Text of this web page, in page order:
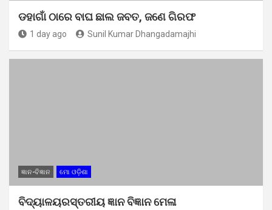
ଡହାଗାଁ ଠାରେ ବାଘ ଛାଲ ଜବତ, ଜଣେ ଗିରଫ
1 day ago Sunil Kumar Dhangadamajhi
ଜ୍ଞାନ-ବିଜ୍ଞାନ ମୋ ଓଡ଼ିଶା
ବିଦ୍ୟାଳୟରସ୍ତରୀୟ ଜ୍ଞାନ ବିଜ୍ଞାନ ମେଳା